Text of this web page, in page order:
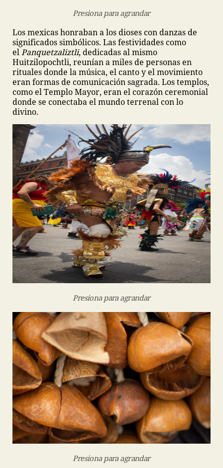
Presiona para agrandar
Los mexicas honraban a los dioses con danzas de
significados simbólicos. Las festividades como
elPanquetzaliztli, dedicadas al mismo
Huitzilopochtli, reunían a miles de personas en
rituales donde la música, el canto y el movimiento
eran formas de comunicación sagrada. Los templos,
como el Templo Mayor, eran el corazón ceremonial
donde se conectaba el mundo terrenal con lo
divino.
Presiona para agrandar
Presiona para agrandar